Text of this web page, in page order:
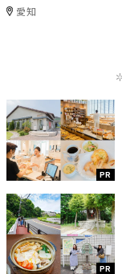
愛知
PR
PR